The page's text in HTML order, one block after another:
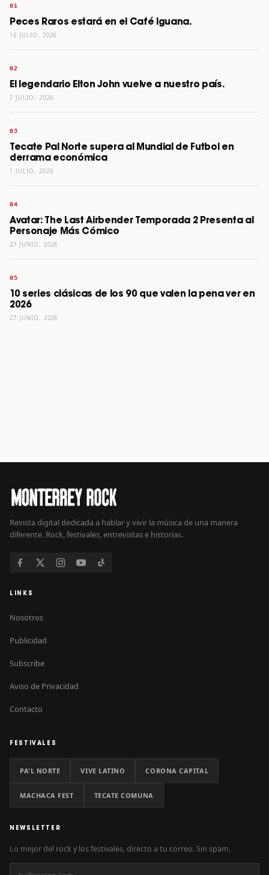
Peces Raros estará en el Café Iguana.
16 JULIO, 2026
El legendario Elton John vuelve a nuestro país.
7 JULIO, 2026
Tecate Pal Norte supera al Mundial de Futbol en
derrama económica
1 JULIO, 2026
Avatar: The Last Airbender Temporada 2 Presenta al
Personaje Más Cómico
27 JUNIO, 2026
10 series clásicas de los 90 que valen la pena ver en
2026
27 JUNIO, 2026
Revista digital dedicada a hablar y vivir la música de una manera
diferente. Rock, festivales, entrevistas e historias.
LINKS
Nosotros
Publicidad
Subscribe
Aviso de Privacidad
Contacto
FESTIVALES
PA'L NORTE VIVE LATINO CORONA CAPITAL
MACHACA FEST TECATE COMUNA
NEWSLETTER
Lo mejor del rock y los festivales, directo a tu correo. Sin spam.